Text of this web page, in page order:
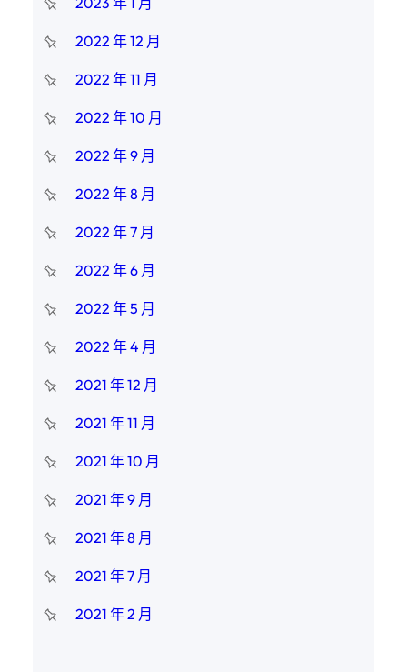
2022 年 12 月
2022 年 11 月
2022 年 10 月
2022 年 9 月
2022 年 8 月
2022 年 7 月
2022 年 6 月
2022 年 5 月
2022 年 4 月
2021 年 12 月
2021 年 11 月
2021 年 10 月
2021 年 9 月
2021 年 8 月
2021 年 7 月
2021 年 2 月